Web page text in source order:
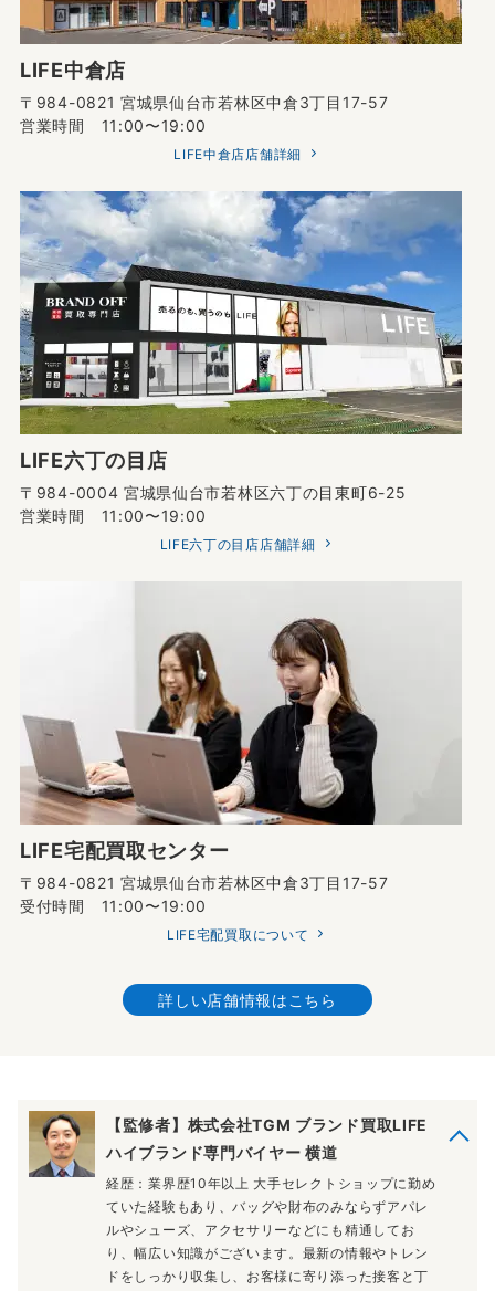
LIFE中倉店
〒984-0821 宮城県仙台市若林区中倉3丁目17-57
営業時間 11:00〜19:00
LIFE中倉店店舗詳細
LIFE六丁の目店
〒984-0004 宮城県仙台市若林区六丁の目東町6-25
営業時間 11:00〜19:00
LIFE六丁の目店店舗詳細
LIFE宅配買取センター
〒984-0821 宮城県仙台市若林区中倉3丁目17-57
受付時間 11:00〜19:00
LIFE宅配買取について
詳しい店舗情報はこちら
【監修者】株式会社TGM ブランド買取LIFE
ハイブランド専門バイヤー 横道
経歴：業界歴10年以上 大手セレクトショップに勤め
ていた経験もあり、バッグや財布のみならずアパレ
ルやシューズ、アクセサリーなどにも精通してお
り、幅広い知識がございます。最新の情報やトレン
ドをしっかり収集し、お客様に寄り添った接客と丁